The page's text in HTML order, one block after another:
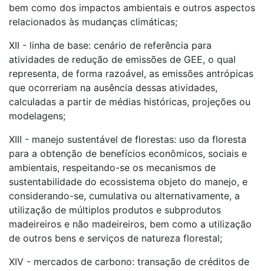
bem como dos impactos ambientais e outros aspectos
relacionados às mudanças climáticas;
XII - linha de base: cenário de referência para
atividades de redução de emissões de GEE, o qual
representa, de forma razoável, as emissões antrópicas
que ocorreriam na ausência dessas atividades,
calculadas a partir de médias históricas, projeções ou
modelagens;
XIII - manejo sustentável de florestas: uso da floresta
para a obtenção de benefícios econômicos, sociais e
ambientais, respeitando-se os mecanismos de
sustentabilidade do ecossistema objeto do manejo, e
considerando-se, cumulativa ou alternativamente, a
utilização de múltiplos produtos e subprodutos
madeireiros e não madeireiros, bem como a utilização
de outros bens e serviços de natureza florestal;
XIV - mercados de carbono: transação de créditos de